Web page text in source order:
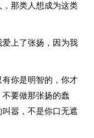
那类人想成为这类
上了张扬，因为我
你是明智的，你才
要做那张扬的蠢
嚣，不是你口无遮